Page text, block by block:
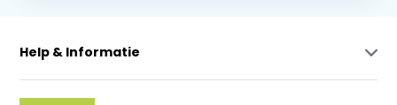
Help & Informatie